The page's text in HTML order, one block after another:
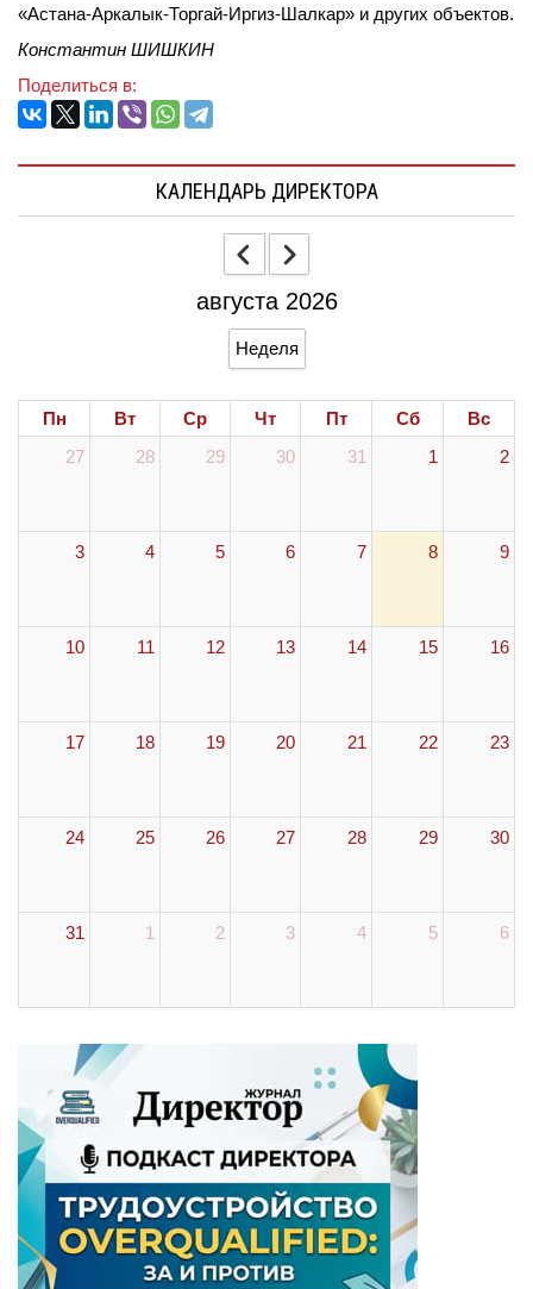
«Астана-Аркалык-Торгай-Иргиз-Шалкар» и других объектов.
Константин ШИШКИН
Поделиться в:
КАЛЕНДАРЬ ДИРЕКТОРА
августа 2026
Неделя
Пн Вт Ср Чт Пт Сб
Вс
27
28 29 30 31 1 2
3 4 5 6 7 8 9
10 11 12 13 14 15 16
17 18 19 20 21 22 23
24 25 26 27 28 29 30
31 1 2 3 4 5 6